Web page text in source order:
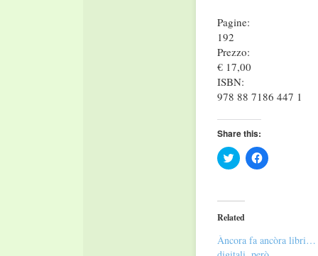
Pagine:
192
Prezzo:
€ 17,00
ISBN:
978 88 7186 447 1
Share this:
Click
to
(Opens
in
new
Click
to
Related
Àncora fa ancòra libri…